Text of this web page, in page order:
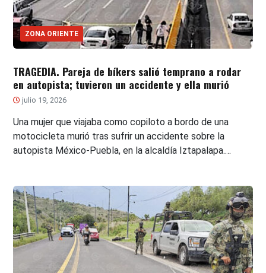
ZONA ORIENTE
TRAGEDIA. Pareja de bíkers salió temprano a rodar
en autopista; tuvieron un accidente y ella murió
julio 19, 2026
Una mujer que viajaba como copiloto a bordo de una
motocicleta murió tras sufrir un accidente sobre la
autopista México-Puebla, en la alcaldía Iztapalapa.…